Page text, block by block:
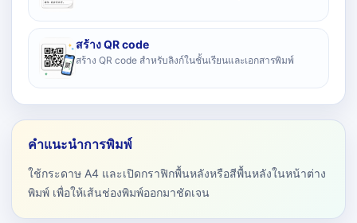
สร้าง QR code
สร้าง QR code สำหรับลิงก์ในชั้นเรียนและเอกสารพิมพ์
คำแนะนำการพิมพ์
ใช้กระดาษ A4 และเปิดกราฟิกพื้นหลังหรือสีพื้นหลังในหน้าต่าง
พิมพ์ เพื่อให้เส้นช่องพิมพ์ออกมาชัดเจน